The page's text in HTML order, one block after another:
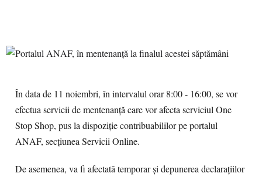
În data de 11 noiembri, în intervalul orar 8:00 - 16:00, se vor
efectua servicii de mentenanță care vor afecta serviciul One
Stop Shop, pus la dispoziție contribuabililor pe portalul
ANAF, secțiunea Servicii Online.
De asemenea, va fi afectată temporar și depunerea declarațiilor